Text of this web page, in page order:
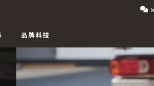
品牌科技